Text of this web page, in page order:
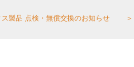
製品 点検・無償交換のお知らせ